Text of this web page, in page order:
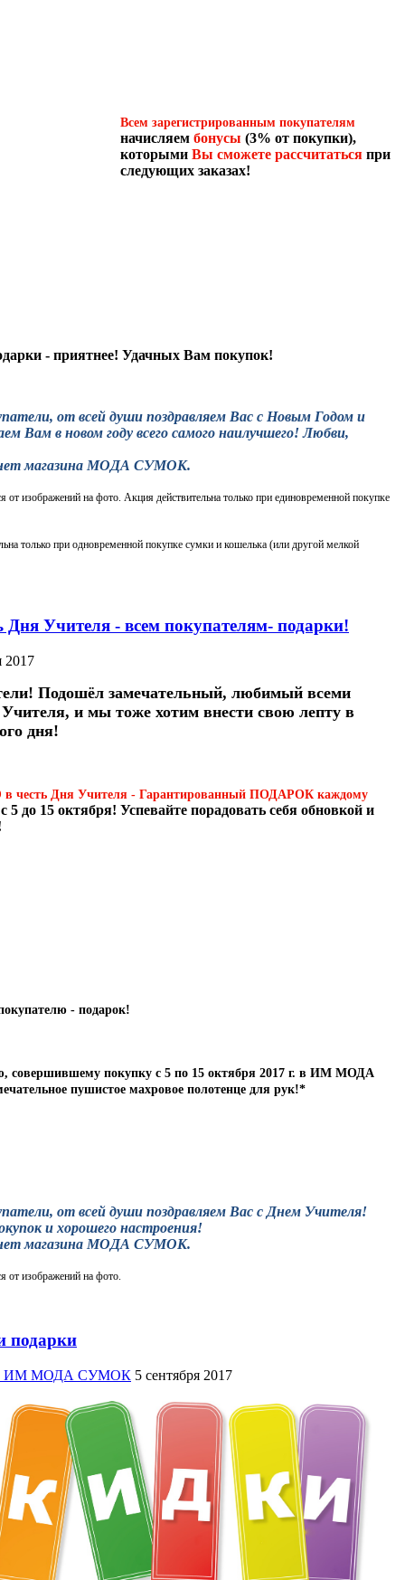
Всем зарегистрированным покупателям
начисляем бонусы (3% от покупки),
которыми Вы сможете рассчитаться при
следующих заказах!
- приятнее! Удачных Вам покупок!
от всей души поздравляем Вас с Новым Годом и
Вам в новом году всего самого наилучшего! Любви,
магазина МОДА СУМОК.
от изображений на фото. Акция действительна только при единовременной покупке
только при одновременной покупке сумки и кошелька (или другой мелкой
Учителя - всем покупателям- подарки!
2017
Подошёл замечательный, любимый всеми
и мы тоже хотим внести свою лепту в
дня!
Дня Учителя - Гарантированный ПОДАРОК каждому
5 до 15 октября! Успевайте порадовать себя обновкой и
совершившему покупку с 5 по 15 октября 2017 г. в ИМ МОДА
пушистое махровое полотенце для рук!*
от всей души поздравляем Вас с Днем Учителя!
и хорошего настроения!
магазина МОДА СУМОК.
от изображений на фото.
подарки
ИМ МОДА СУМОК 5 сентября 2017